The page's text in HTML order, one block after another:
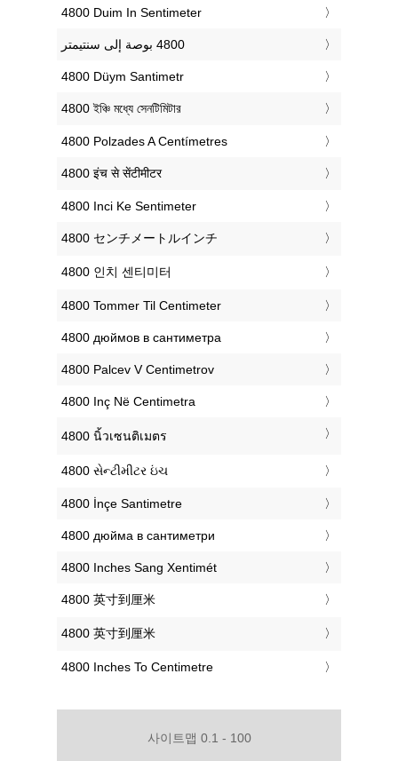
‎4800 Duim In Sentimeter
‎4800 Düym Santimetr
‎4800 ইঞ্চি মধ্যে সেনটিমিটার
‎4800 Polzades A Centímetres
‎4800 इंच से सेंटीमीटर
‎4800 Inci Ke Sentimeter
‎4800 センチメートルインチ
‎4800 인치 센티미터
‎4800 Tommer Til Centimeter
‎4800 дюймов в сантиметра
‎4800 Palcev V Centimetrov
‎4800 Inç Në Centimetra
‎4800 นิ้วเซนติเมตร
‎4800 સેન્ટીમીટર ઇંચ
‎4800 İnçe Santimetre
‎4800 дюйма в сантиметри
‎4800 Inches Sang Xentimét
‎4800 英寸到厘米
‎4800 英寸到厘米
‎4800 Inches To Centimetre
사이트맵 0.1 - 100